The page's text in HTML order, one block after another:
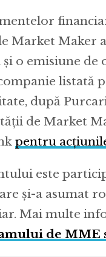
Market Maker
și o emisiune
după
de Market
pentru
este
și-a asumat
Mai multe
de MME